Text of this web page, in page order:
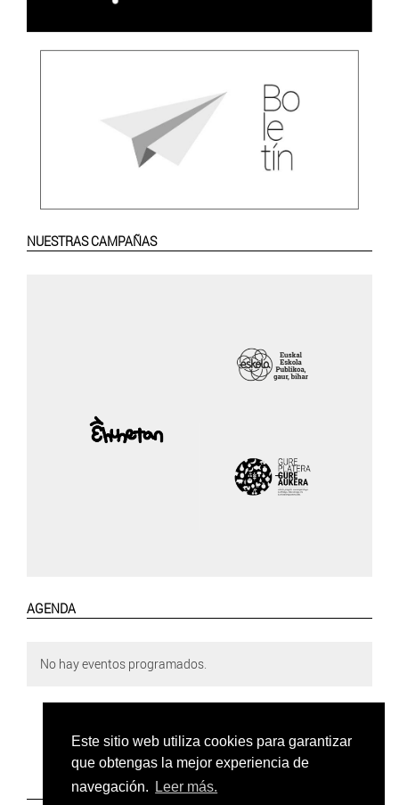
Este sitio web utiliza cookies para garantizar
que obtengas la mejor experiencia de
navegación.
Leer más.
NUESTRAS CAMPAÑAS
AGENDA
No hay eventos programados.